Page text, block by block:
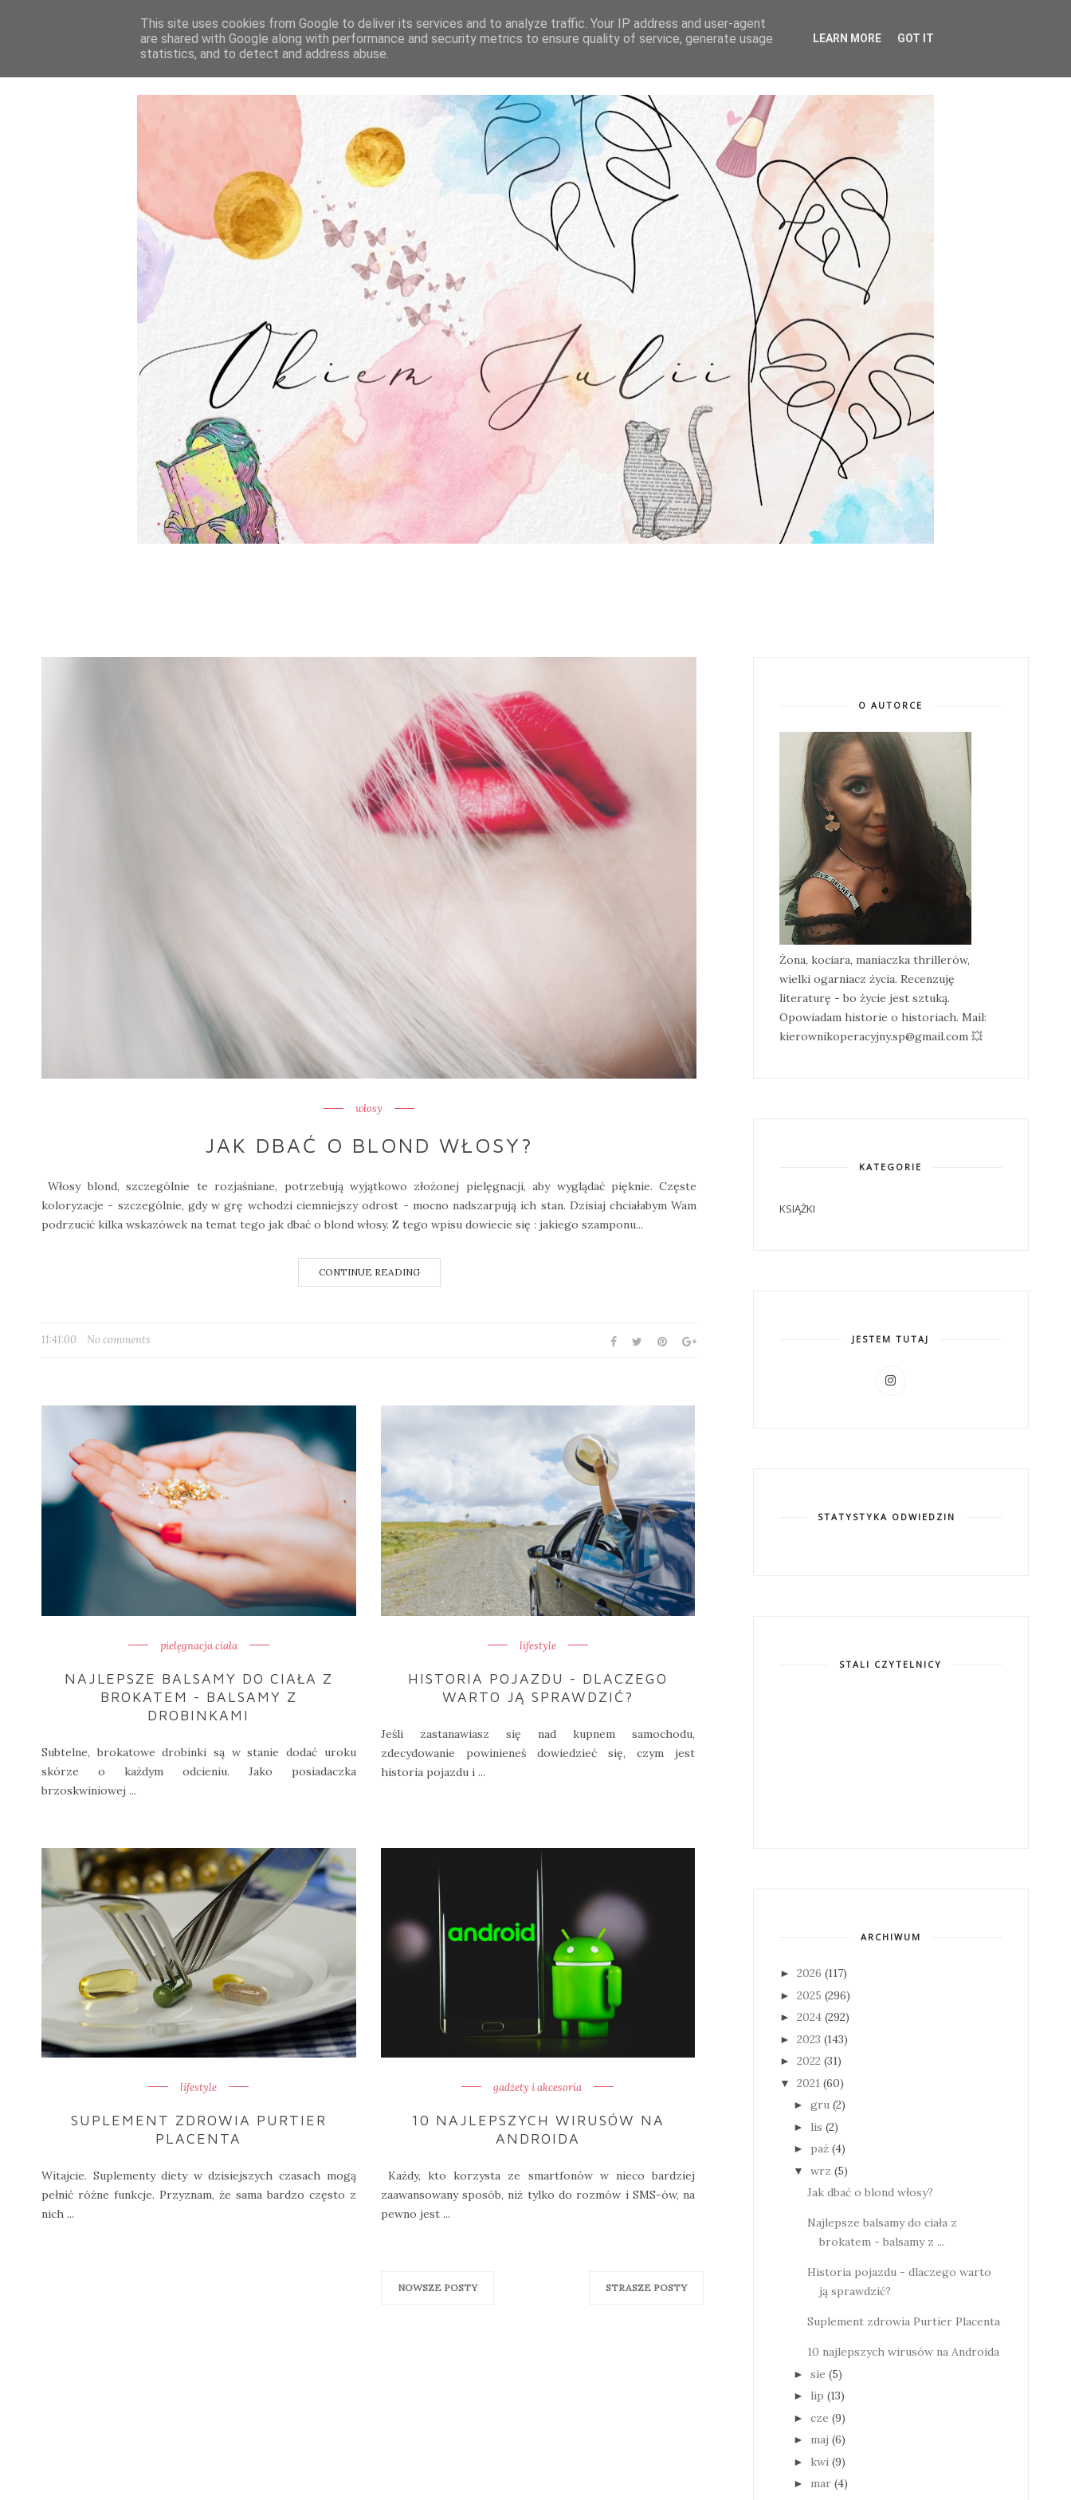
STRONA GŁÓWNA O MNIE WSPÓŁPRACA
włosy
JAK DBAĆ O BLOND WŁOSY?
Włosy blond, szczególnie te rozjaśniane, potrzebują wyjątkowo złożonej pielęgnacji, aby wyglądać pięknie. Częste
koloryzacje - szczególnie, gdy w grę wchodzi ciemniejszy odrost - mocno nadszarpują ich stan. Dzisiaj chciałabym Wam
podrzucić kilka wskazówek na temat tego jak dbać o blond włosy. Z tego wpisu dowiecie się : jakiego szamponu...
CONTINUE READING
11:41:00 No comments
pielęgnacja ciała
NAJLEPSZE BALSAMY DO CIAŁA Z
BROKATEM - BALSAMY Z
DROBINKAMI
Subtelne, brokatowe drobinki są w stanie dodać uroku
skórze o każdym odcieniu. Jako posiadaczka
brzoskwiniowej ...
lifestyle
HISTORIA POJAZDU - DLACZEGO
WARTO JĄ SPRAWDZIĆ?
Jeśli zastanawiasz się nad kupnem samochodu,
zdecydowanie powinieneś dowiedzieć się, czym jest
historia pojazdu i ...
lifestyle
SUPLEMENT ZDROWIA PURTIER
PLACENTA
Witajcie. Suplementy diety w dzisiejszych czasach mogą
pełnić różne funkcje. Przyznam, że sama bardzo często z
nich ...
gadżety i akcesoria
10 NAJLEPSZYCH WIRUSÓW NA
ANDROIDA
Każdy, kto korzysta ze smartfonów w nieco bardziej
zaawansowany sposób, niż tylko do rozmów i SMS-ów, na
pewno jest ...
NOWSZE POSTY STRASZE POSTY
O AUTORCE
Żona, kociara, maniaczka thrillerów,
wielki ogarniacz życia. Recenzuję
literaturę - bo życie jest sztuką.
Opowiadam historie o historiach. Mail:
kierownikoperacyjny.sp@gmail.com 💥
KATEGORIE
KSIĄŻKI
JESTEM TUTAJ
STATYSTYKA ODWIEDZIN
STALI CZYTELNICY
ARCHIWUM
► 2026 (117)
► 2025 (296)
► 2024 (292)
► 2023 (143)
► 2022 (31)
▼ 2021 (60)
► gru (2)
► lis (2)
► paź (4)
▼ wrz (5)
Jak dbać o blond włosy?
Najlepsze balsamy do ciała z
brokatem - balsamy z ...
Historia pojazdu - dlaczego warto
ją sprawdzić?
Suplement zdrowia Purtier Placenta
10 najlepszych wirusów na Androida
► sie (5)
► lip (13)
► cze (9)
► maj (6)
► kwi (9)
► mar (4)
This site uses cookies from Google to deliver its services and to analyze traffic. Your IP address and user-agent
are shared with Google along with performance and security metrics to ensure quality of service, generate usage
statistics, and to detect and address abuse.
LEARN MORE GOT IT